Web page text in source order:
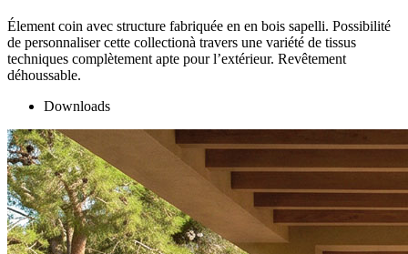
Élement coin avec structure fabriquée en en bois sapelli. Possibilité
de personnaliser cette collectionà travers une variété de tissus
techniques complètement apte pour l’extérieur. Revêtement
déhoussable.
Downloads